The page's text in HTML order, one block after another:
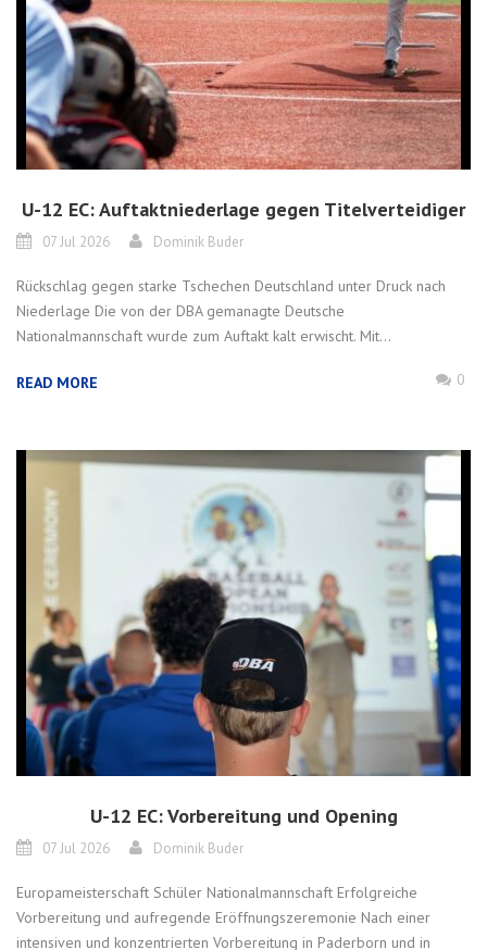
U-12 EC: Auftaktniederlage gegen Titelverteidiger
07 Jul 2026 Dominik Buder
Rückschlag gegen starke Tschechen Deutschland unter Druck nach
Niederlage Die von der DBA gemanagte Deutsche
Nationalmannschaft wurde zum Auftakt kalt erwischt. Mit...
READ MORE 0
U-12 EC: Vorbereitung und Opening
07 Jul 2026 Dominik Buder
Europameisterschaft Schüler Nationalmannschaft Erfolgreiche
Vorbereitung und aufregende Eröffnungszeremonie Nach einer
intensiven und konzentrierten Vorbereitung in Paderborn und in